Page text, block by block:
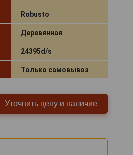
Robusto
Деревянная
24395d/s
Только самовывоз
Уточнить цену и наличие